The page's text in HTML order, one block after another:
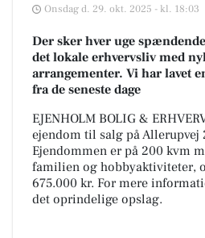
Onsdag d. 29. okt. 2025 - kl. 18:03
Der sker hver uge
det lokale erhvervsliv med
arrangementer. Vi har lavet
fra de seneste dage
EJENHOLM BOLIG &
ejendom til salg på
Ejendommen er på 200 kvm
familien og hobbyaktiviteter,
675.000 kr. For mere
det oprindelige opslag.